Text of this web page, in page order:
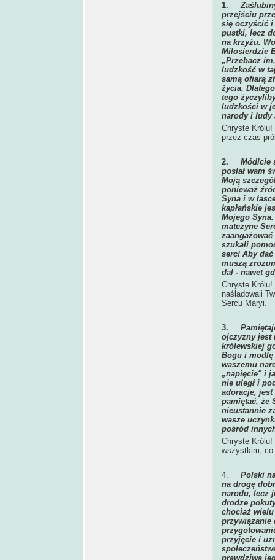
1.
przejściu
się oczyścić i
pustki, lecz
na krzyżu.
Miłosierdzie
„Przebacz
ludzkość w
samą ofiarą
życia.
tego
ludzkości w
narody i ludy
Chryste Królu!
przez czas
2. Módlcie
posłał wam
Moją
ponieważ
Syna i w
kapłańskie
Mojego
matczyne
szukali
serc! Aby
muszą
dał - nawet
Chryste Królu!
naśladowali
Sercu Maryi.
3.
ojczyzny jest
królewskiej
Bogu i modlę
waszemu
„napięcie" i
nie uległ i
adoracje, jest
pamiętać, że
nieustannie
wasze
pośród
Chryste Królu!
wszystkim, co
4. Polski
na drogę
narodu, lecz
drodze
chociaż wielu
przywiązanie
przyjęcie i
prawdziwą